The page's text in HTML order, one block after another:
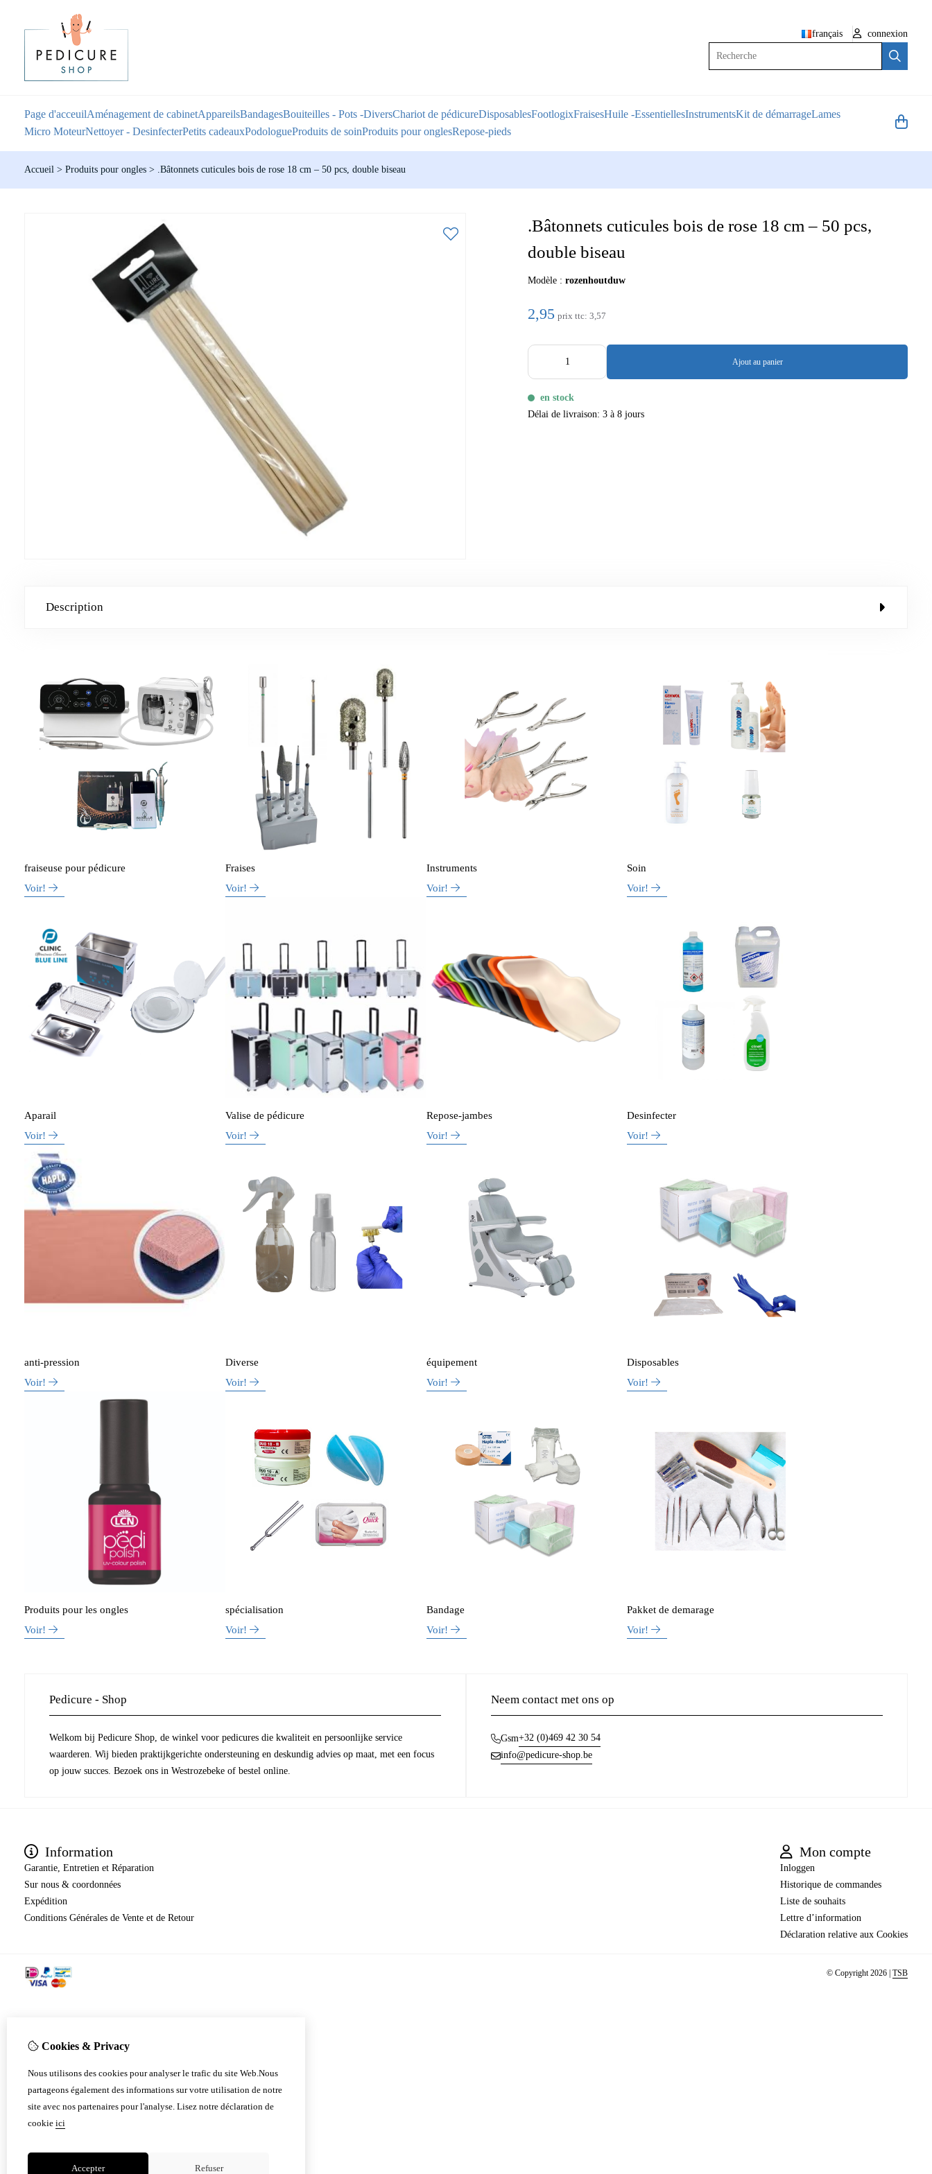
français
connexion
Page d'acceuilAménagement de cabinetAppareilsBandagesBouiteilles - Pots -DiversChariot de pédicureDisposablesFootlogixFraisesHuile -EssentiellesInstrumentsKit de démarrageLames
Micro MoteurNettoyer - DesinfecterPetits cadeauxPodologueProduits de soinProduits pour onglesRepose-pieds
Accueil > Produits pour ongles > .Bâtonnets cuticules bois de rose 18 cm – 50 pcs, double biseau
.Bâtonnets cuticules bois de rose 18 cm – 50 pcs,
double biseau
Modèle :rozenhoutduw
2,95 prix ttc:3,57
Ajout au panier
en stock
Délai de livraison: 3 à 8 jours
Description
fraiseuse pour pédicure
Voir!
Fraises
Voir!
Instruments
Voir!
Soin
Voir!
Aparail
Voir!
Valise de pédicure
Voir!
Repose-jambes
Voir!
Desinfecter
Voir!
anti-pression
Voir!
Diverse
Voir!
équipement
Voir!
Disposables
Voir!
Produits pour les ongles
Voir!
spécialisation
Voir!
Bandage
Voir!
Pakket de demarage
Voir!
Pedicure - Shop
Welkom bij Pedicure Shop, de winkel voor pedicures die kwaliteit en persoonlijke service
waarderen. Wij bieden praktijkgerichte ondersteuning en deskundig advies op maat, met een focus
op jouw succes. Bezoek ons in Westrozebeke of bestel online.
Neem contact met ons op
Gsm+32 (0)469 42 30 54
info@pedicure-shop.be
Information
Garantie, Entretien et Réparation
Sur nous & coordonnées
Expédition
​​​​​​​Conditions Générales de Vente et de Retour
Mon compte
Inloggen
Historique de commandes
Liste de souhaits
Lettre d’information
Déclaration relative aux Cookies
© Copyright 2026 | TSB
Cookies & Privacy
Nous utilisons des cookies pour analyser le trafic du site Web.Nous
partageons également des informations sur votre utilisation de notre
site avec nos partenaires pour l'analyse. Lisez notre déclaration de
cookie ici
Accepter Refuser